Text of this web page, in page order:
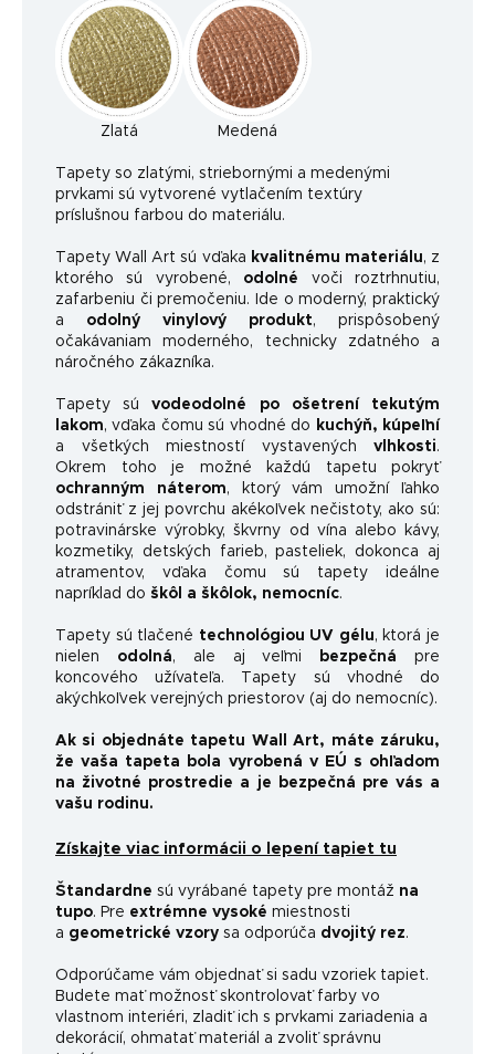
Zlatá Medená
Tapety so zlatými, striebornými a medenými
prvkami sú vytvorené vytlačením textúry
príslušnou farbou do materiálu.
Tapety Wall Art sú vďaka kvalitnému materiálu, z
ktorého sú vyrobené, odolné voči roztrhnutiu,
zafarbeniu či premočeniu. Ide o moderný, praktický
a odolný vinylový produkt, prispôsobený
očakávaniam moderného, ​​technicky zdatného a
náročného zákazníka.
Tapety súvodeodolné po ošetrení tekutým
lakom, vďaka čomu sú vhodné do
kuchýň, kúpeľní
a všetkých miestností vystavených vlhkosti.
Okrem toho je možné každú tapetu pokryť
ochranným náterom, ktorý vám umožní ľahko
odstrániť z jej povrchu akékoľvek nečistoty, ako sú:
potravinárske výrobky, škvrny od vína alebo kávy,
kozmetiky, detských farieb, pasteliek, dokonca aj
atramentov, vďaka čomu sú tapety ideálne
napríklad do škôl a škôlok, nemocníc.
Tapety sú tlačené technológiou UV gélu, ktorá je
nielen odolná, ale aj veľmi bezpečná pre
koncového užívateľa. Tapety sú vhodné do
akýchkoľvek verejných priestorov (aj do nemocníc).
Ak si objednáte tapetu Wall Art, máte záruku,
že vaša tapeta bola vyrobená v EÚ s ohľadom
na životné prostredie a je bezpečná pre vás a
vašu rodinu.
Získajte viac informácii o lepení tapiet tu
Štandardne sú vyrábané tapety pre montáž na
tupo. Pre extrémne vysoké miestnosti
a geometrické vzory sa odporúča dvojitý rez.
Odporúčame vám objednať si sadu vzoriek tapiet.
Budete mať možnosť skontrolovať farby vo
vlastnom interiéri, zladiť ich s prvkami zariadenia a
dekorácií, ohmatať materiál a zvoliť správnu